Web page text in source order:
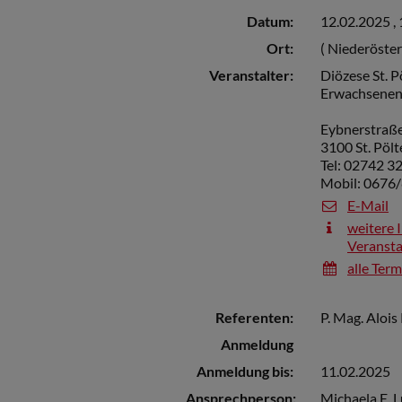
Datum: 12.02.2025 ,
Ort:
(
Veranstalter:
Diözese St.
3100 St.
Tel: 02742
Mobil:
E-Mail
weitere
alle
Referenten:
P. Mag.
Anmeldung
Anmeldung bis:
11.02.2025
Ansprechperson:
Michaela E.